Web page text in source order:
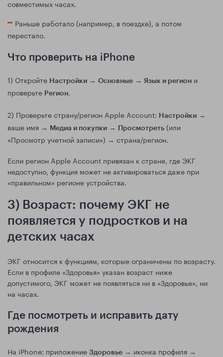
совместимых часах.
Раньше работало (например, в поездке), а потом
перестало.
Что проверить на iPhone
1) Откройте Настройки → Основные → Язык и регион и
проверьте Регион.
2) Проверьте страну/регион Apple Account: Настройки →
ваше имя →
Медиа и покупки → Просмотреть (или
«Просмотр учетной записи») → страна/регион.
Если регион Apple Account привязан к стране, где ЭКГ
недоступно, функция может не активироваться даже при
«правильном» регионе устройства.
3) Возраст: почему ЭКГ не
появляется у подростков и на
детских часах
ЭКГ относится к функциям, которые ограничены по возрасту.
Если в профиле «Здоровья» указан возраст ниже
допустимого, ЭКГ может не появляться ни в «Здоровье», ни
на часах.
Где посмотреть и исправить дату
рождения
На iPhone: приложение Здоровье → иконка профиля →